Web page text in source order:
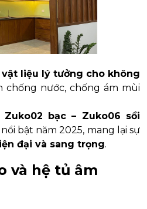
vật liệu lý tưởng cho không
chống nước, chống ám mùi
Zuko02 bạc – Zuko06 sồi
bật năm 2025, mang lại sự
đại và sang trọng.
và hệ tủ âm